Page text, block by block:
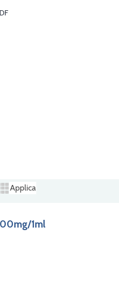
Applica
1ml